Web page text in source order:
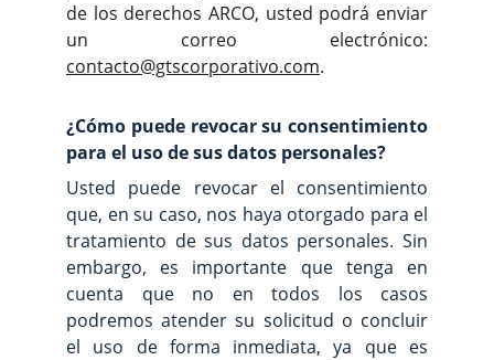
de los derechos ARCO, usted podrá enviar
un correo electrónico:
contacto@gtscorporativo.com.
¿Cómo puede revocar su consentimiento
para el uso de sus datos personales?
Usted puede revocar el consentimiento
que, en su caso, nos haya otorgado para el
tratamiento de sus datos personales. Sin
embargo, es importante que tenga en
cuenta que no en todos los casos
podremos atender su solicitud o concluir
el uso de forma inmediata, ya que es